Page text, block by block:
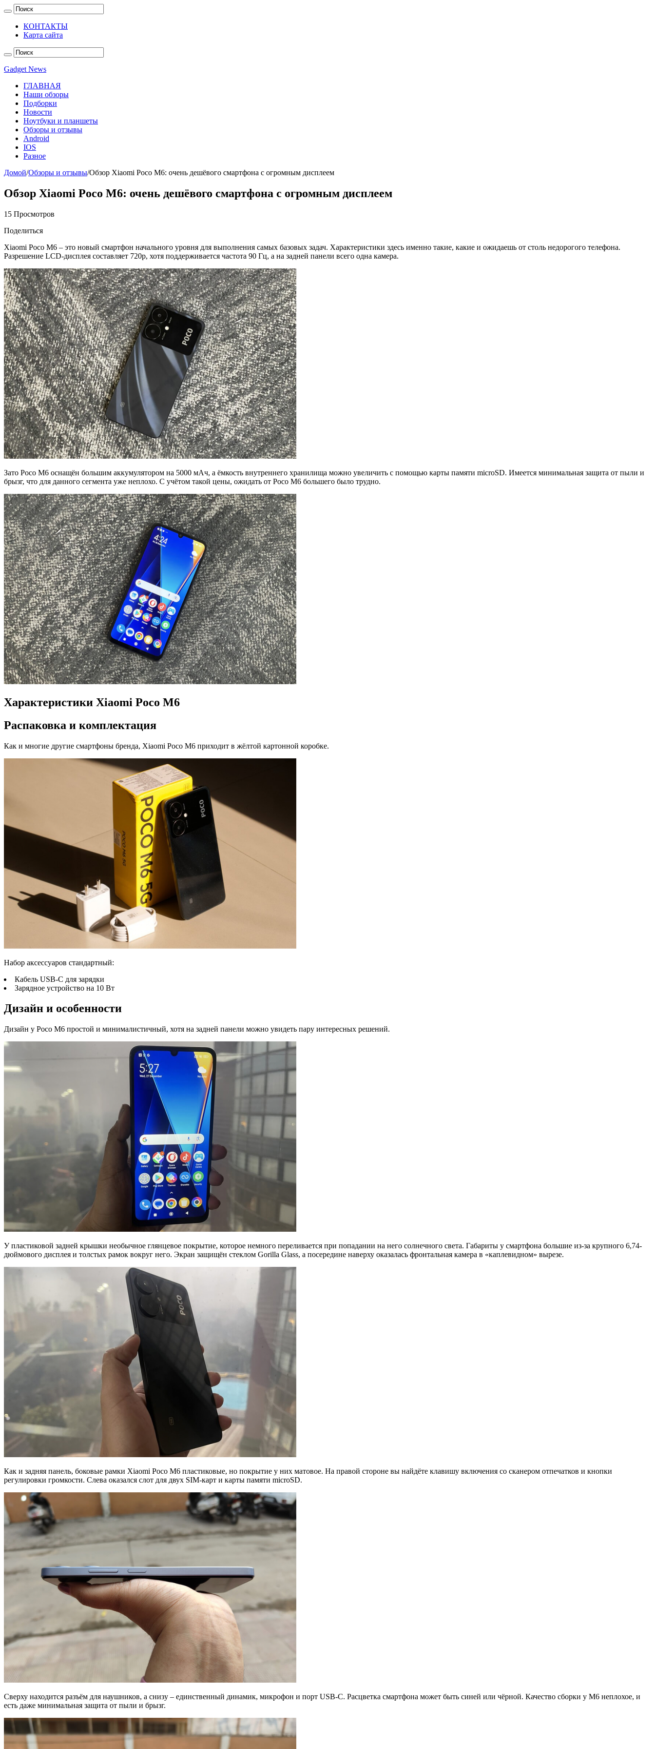
КОНТАКТЫ
Карта сайта
Gadget News
ГЛАВНАЯ
Наши обзоры
Подборки
Новости
Ноутбуки и планшеты
Обзоры и отзывы
Android
IOS
Разное
Домой/Обзоры и отзывы/Обзор Xiaomi Poco M6: очень дешёвого смартфона с огромным дисплеем
Обзор Xiaomi Poco M6: очень дешёвого смартфона с огромным дисплеем
15 Просмотров
Поделиться
Xiaomi Poco M6 – это новый смартфон начального уровня для выполнения самых базовых задач. Характеристики здесь именно такие, какие и ожидаешь от столь недорогого телефона.
Разрешение LCD-дисплея составляет 720p, хотя поддерживается частота 90 Гц, а на задней панели всего одна камера.
Зато Poco M6 оснащён большим аккумулятором на 5000 мАч, а ёмкость внутреннего хранилища можно увеличить с помощью карты памяти microSD. Имеется минимальная защита от пыли и
брызг, что для данного сегмента уже неплохо. С учётом такой цены, ожидать от Poco M6 большего было трудно.
Характеристики Xiaomi Poco M6
Распаковка и комплектация
Как и многие другие смартфоны бренда, Xiaomi Poco M6 приходит в жёлтой картонной коробке.
Набор аксессуаров стандартный:
Кабель USB-C для зарядки
Зарядное устройство на 10 Вт
Дизайн и особенности
Дизайн у Poco M6 простой и минималистичный, хотя на задней панели можно увидеть пару интересных решений.
У пластиковой задней крышки необычное глянцевое покрытие, которое немного переливается при попадании на него солнечного света. Габариты у смартфона большие из-за крупного 6,74-
дюймового дисплея и толстых рамок вокруг него. Экран защищён стеклом Gorilla Glass, а посередине наверху оказалась фронтальная камера в «каплевидном» вырезе.
Как и задняя панель, боковые рамки Xiaomi Poco M6 пластиковые, но покрытие у них матовое. На правой стороне вы найдёте клавишу включения со сканером отпечатков и кнопки
регулировки громкости. Слева оказался слот для двух SIM-карт и карты памяти microSD.
Сверху находится разъём для наушников, а снизу – единственный динамик, микрофон и порт USB-C. Расцветка смартфона может быть синей или чёрной. Качество сборки у M6 неплохое, и
есть даже минимальная защита от пыли и брызг.